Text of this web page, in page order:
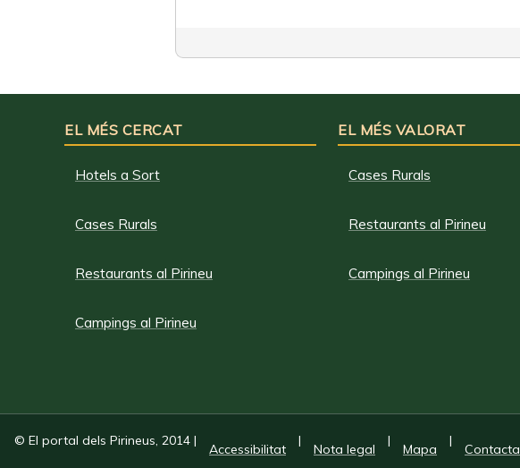
EL MÉS CERCAT
Hotels a Sort
Cases Rurals
Restaurants al Pirineu
Campings al Pirineu
EL MÉS VALORAT
Cases Rurals
Restaurants al Pirineu
Campings al Pirineu
© El portal dels Pirineus, 2014 |
Accessibilitat
|
Nota legal
|
Mapa
|
Contacta